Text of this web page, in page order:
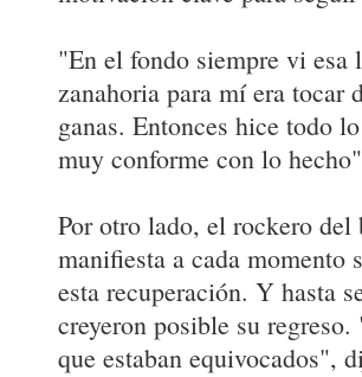
"En el fondo siempre vi esa
zanahoria para mí era tocar
ganas. Entonces hice todo
muy conforme con lo
Por otro lado, el rockero
manifiesta a cada momento
esta recuperación. Y hasta
creyeron posible su
que estaban equivocados",